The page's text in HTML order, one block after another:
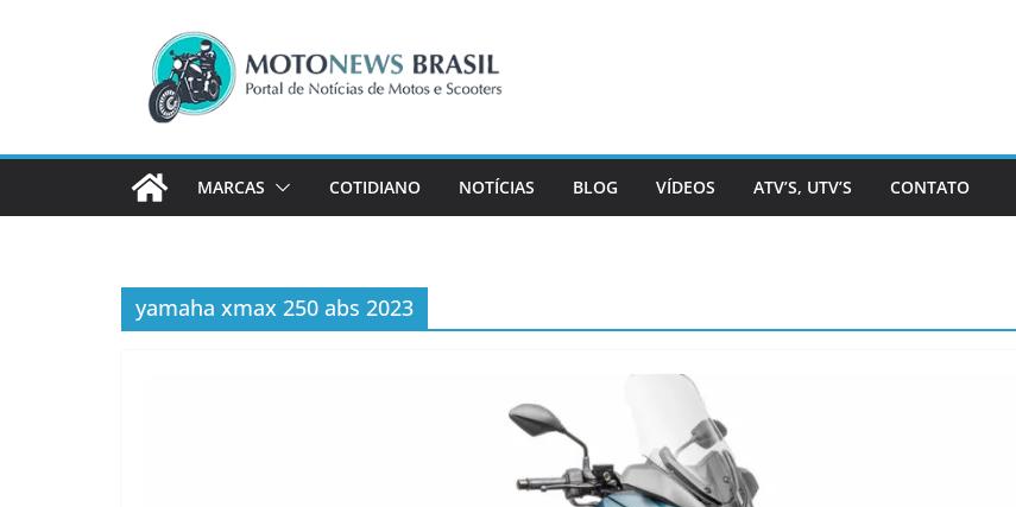
MARCAS COTIDIANO NOTÍCIAS BLOG VÍDEOS ATV’S, UTV’S CONTATO
yamaha xmax 250 abs 2023